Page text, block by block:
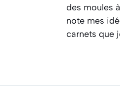
des moules
note mes
carnets que